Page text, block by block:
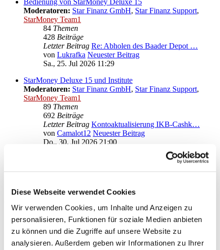
Diese Webseite verwendet Cookies
Wir verwenden Cookies, um Inhalte und Anzeigen zu
personalisieren, Funktionen für soziale Medien anbieten
zu können und die Zugriffe auf unsere Website zu
analysieren. Außerdem geben wir Informationen zu Ihrer
Bedienung von StarMoney Deluxe 15
Moderatoren: Star Finanz GmbH, Star Finanz Support,
StarMoney Team1
84 Themen
428 Beiträge
Letzter Beitrag Re: Abholen des Baader Depot …
von Lukrafka Neuester Beitrag
Sa., 25. Jul 2026 11:29
StarMoney Deluxe 15 und Institute
Moderatoren: Star Finanz GmbH, Star Finanz Support,
StarMoney Team1
89 Themen
692 Beiträge
Letzter Beitrag Kontoaktualisierung IKB-Cashk…
von Camalot12 Neuester Beitrag
Do., 30. Jul 2026 21:00
Anregungen und Wünsche zu StarMoney Deluxe 15
Star Finanz GmbH
↳ Ankündigungen der Star Finanz GmbH
↳ Inhalte OnlineUpdates (Produktaktualisierungen)
StarMoney Deluxe 15